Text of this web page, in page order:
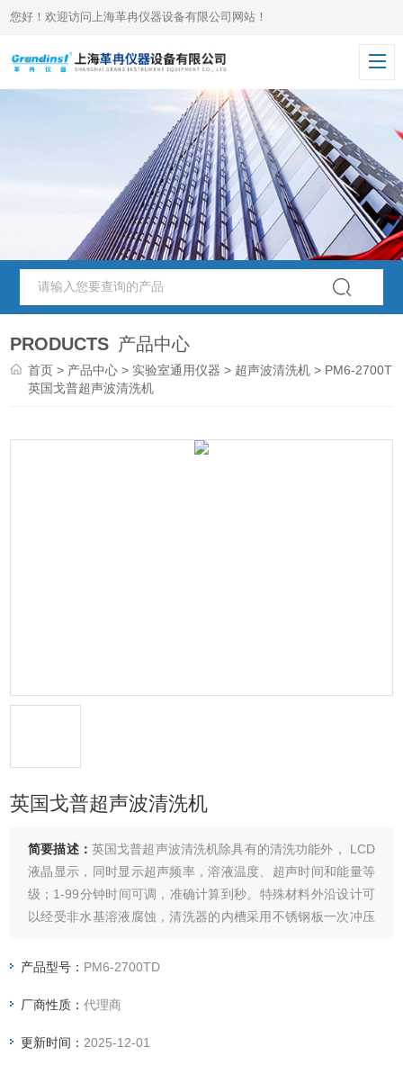
您好！欢迎访问上海革冉仪器设备有限公司网站！
PRODUCTS 产品中心
首页 > 产品中心 > 实验室通用仪器 > 超声波清洗机 > PM6-2700TD
英国戈普超声波清洗机
英国戈普超声波清洗机
简要描述： 英国戈普超声波清洗机除具有的清洗功能外， LCD
液晶显示，同时显示超声频率，溶液温度、超声时间和能量等
级；1-99分钟时间可调，准确计算到秒。特殊材料外沿设计可
以经受非水基溶液腐蚀，清洗器的内槽采用不锈钢板一次冲压
产品型号： PM6-2700TD
厂商性质：代理商
更新时间： 2025-12-01